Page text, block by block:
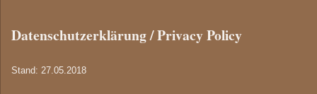
Datenschutzerklärung / Privacy Policy
Stand: 27.05.2018